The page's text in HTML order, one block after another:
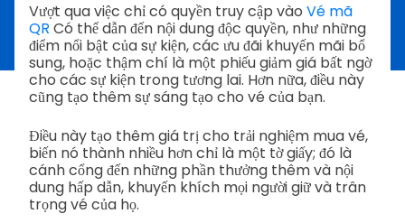
Vượt qua việc chỉ có quyền truy cập vào Vé mã
QR Có thể dẫn đến nội dung độc quyền, như những
điểm nổi bật của sự kiện, các ưu đãi khuyến mãi bổ
sung, hoặc thậm chí là một phiếu giảm giá bất ngờ
cho các sự kiện trong tương lai. Hơn nữa, điều này
cũng tạo thêm sự sáng tạo cho vé của bạn.
Điều này tạo thêm giá trị cho trải nghiệm mua vé,
biến nó thành nhiều hơn chỉ là một tờ giấy; đó là
cánh cổng đến những phần thưởng thêm và nội
dung hấp dẫn, khuyến khích mọi người giữ và trân
trọng vé của họ.